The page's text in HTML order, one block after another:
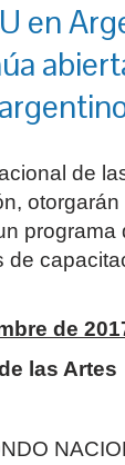
en
de
de
las Artes